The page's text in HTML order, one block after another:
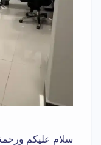
سلام عليكم ورحمة